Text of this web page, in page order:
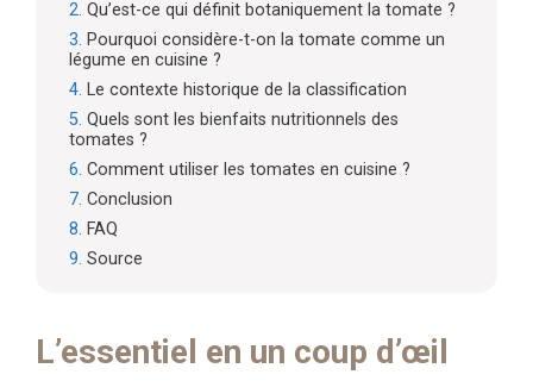
Qu’est-ce qui définit botaniquement la tomate ?
Pourquoi considère-t-on la tomate comme un
légume en cuisine ?
Le contexte historique de la classification
Quels sont les bienfaits nutritionnels des
tomates ?
Comment utiliser les tomates en cuisine ?
Conclusion
FAQ
Source
L’essentiel en un coup d’œil